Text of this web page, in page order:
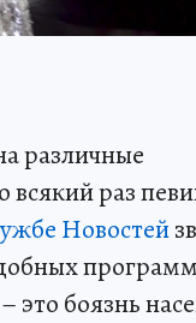
различные
всякий раз
Новостей
это боязнь